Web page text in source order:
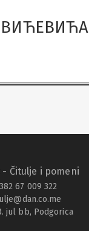
Čitulje i pomeni
67 009 322
jul bb, Podgorica